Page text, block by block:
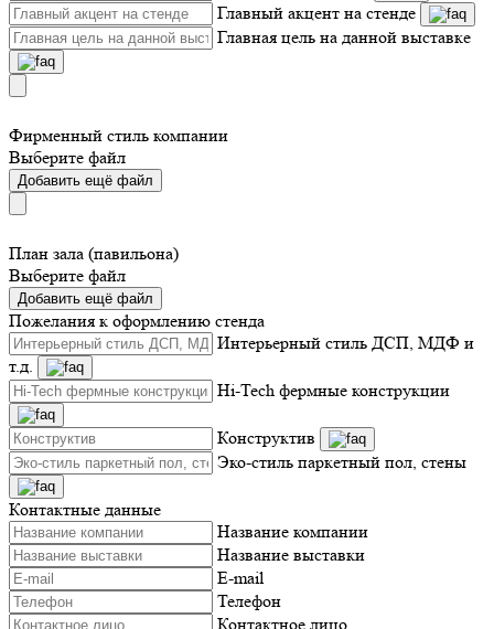
Главный акцент на стенде
Главная цель на данной выставке
Фирменный стиль компании
Выберите файл
Добавить ещё файл
План зала (павильона)
Выберите файл
Добавить ещё файл
Пожелания к оформлению стенда
Интерьерный стиль ДСП, МДФ и
т.д.
Hi-Tech фермные конструкции
Конструктив
Эко-стиль паркетный пол, стены
Контактные данные
Название компании
Название выставки
E-mail
Телефон
Контактное лицо